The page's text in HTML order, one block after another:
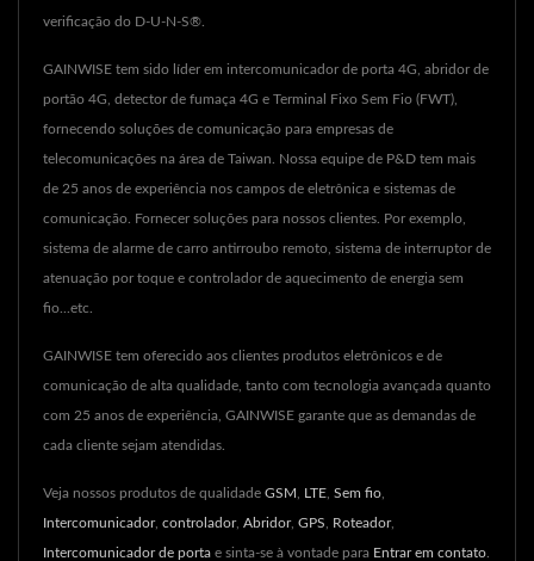
verificação do D-U-N-S®.
GAINWISE tem sido líder em intercomunicador de porta 4G, abridor de
portão 4G, detector de fumaça 4G e Terminal Fixo Sem Fio (FWT),
fornecendo soluções de comunicação para empresas de
telecomunicações na área de Taiwan. Nossa equipe de P&D tem mais
de 25 anos de experiência nos campos de eletrônica e sistemas de
comunicação. Fornecer soluções para nossos clientes. Por exemplo,
sistema de alarme de carro antirroubo remoto, sistema de interruptor de
atenuação por toque e controlador de aquecimento de energia sem
fio...etc.
GAINWISE tem oferecido aos clientes produtos eletrônicos e de
comunicação de alta qualidade, tanto com tecnologia avançada quanto
com 25 anos de experiência, GAINWISE garante que as demandas de
cada cliente sejam atendidas.
Veja nossos produtos de qualidade GSM LTE Sem fio
Intercomunicador, controlador, Abridor, GPS Roteador,
Intercomunicador de porta e sinta-se à vontade para Entrar em contato